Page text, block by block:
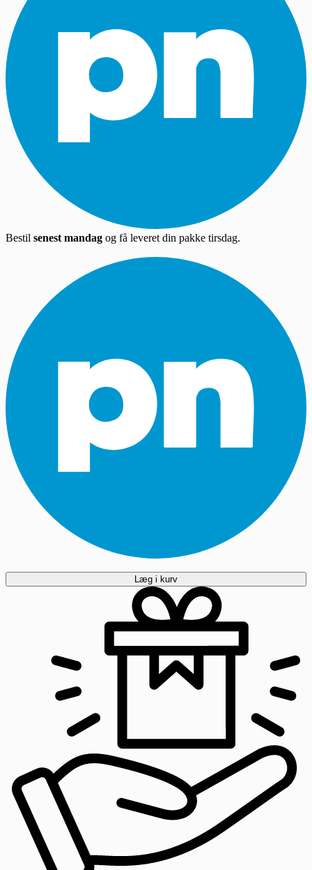
Bestil senest mandag og få leveret din pakke tirsdag.
Læg i kurv